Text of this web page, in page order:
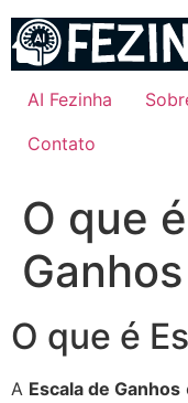
para
conteúdo
AI Fezinha
Contato
O que
Ganhos
O que é
A Escala de Ganhos